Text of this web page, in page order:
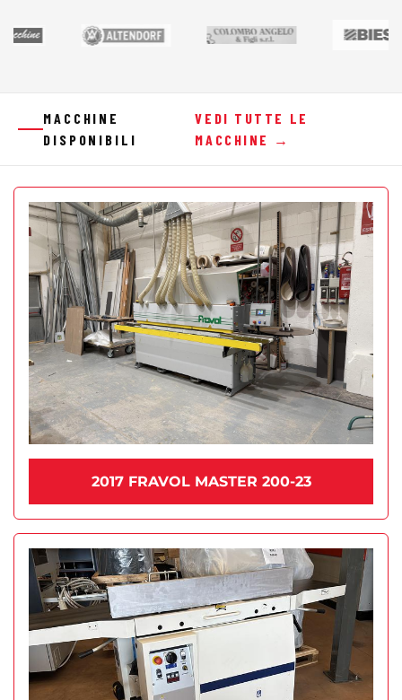
MACCHINE
DISPONIBILI
VEDI TUTTE LE
MACCHINE →
2017 FRAVOL MASTER 200-23